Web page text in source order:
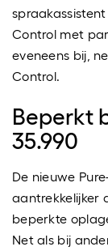
Control met
eveneens bij,
Control.
Beperkt
35.990
De nieuwe
aantrekkelijker
beperkte
Net als bij